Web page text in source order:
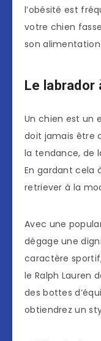
l’obésité est
votre chien
son alimentation.
Le labrador
Un chien est un
doit jamais être
la tendance, de
En gardant cela
retriever à la
Avec une
dégage une
caractère
le Ralph Lauren
des bottes
obtiendrez un